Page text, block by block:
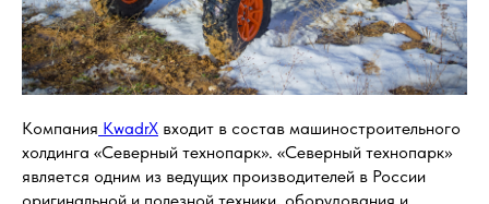
Компания KwadrX входит в состав машиностроительного
холдинга «Северный технопарк». «Северный технопарк»
является одним из ведущих производителей в России